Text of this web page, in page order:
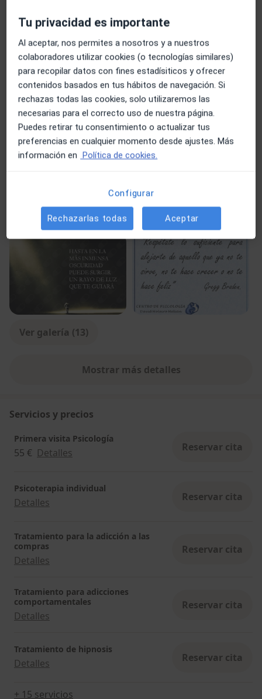
Mindfulness
Principales enfermedades tratadas
Ataques de pánico
Baja autoestima
Trastorno de ansiedad
Dependencia emocional
Insomnio
+187a11y_sr_more_diseases
Pacientes que atiendo
Adultos (Solo en algunas direcciones)
Ver calendario online
Fotos y vídeos
Ver galería (13)
Mostrar más detalles
sobre la experiencia
Servicios y precios
Primera visita Psicología
55 € Detalles Reservar cita
Psicoterapia individual
Detalles Reservar cita
Tratamiento para la adicción a las
compras
Detalles
Reservar cita
Tratamiento para adicciones
comportamentales
Detalles
Reservar cita
Tratamiento de hipnosis
Detalles Reservar cita
+ 15 servicios
Tu privacidad es importante
Al aceptar, nos permites a nosotros y a nuestros
colaboradores utilizar cookies (o tecnologías similares)
para recopilar datos con fines estadísiticos y ofrecer
contenidos basados en tus hábitos de navegación. Si
rechazas todas las cookies, solo utilizaremos las
necesarias para el correcto uso de nuestra página.
Puedes retirar tu consentimiento o actualizar tus
preferencias en cualquier momento desde ajustes. Más
información en Política de cookies.
Configurar
Rechazarlas todas Aceptar